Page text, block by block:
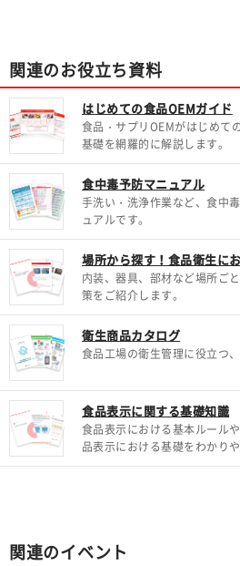
関連のお役立ち資料
はじめての食品OEMガイド
食品・サプリOEMがはじめて
基礎を網羅的に解説します。
食中毒予防マニュアル
手洗い・洗浄作業など、食中
ュアルです。
場所から探す！食品衛生に
内装、器具、部材など場所ご
策をご紹介します。
衛生商品カタログ
食品工場の衛生管理に役立つ
食品表示に関する基礎知識
食品表示における基本ルール
品表示における基礎をわかり
関連のイベント